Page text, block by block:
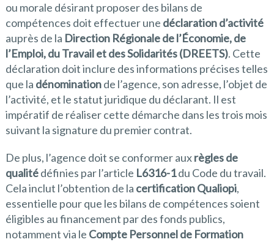
ou morale désirant proposer des bilans de
compétences doit effectuer une déclaration d’activité
auprès de la Direction Régionale de l’Économie, de
l’Emploi, du Travail et des Solidarités (DREETS). Cette
déclaration doit inclure des informations précises telles
que la dénominationde l’agence, son adresse, l’objet de
l’activité, et le statut juridique du déclarant. Il est
impératif de réaliser cette démarche dans les trois mois
suivant la signature du premier contrat.
De plus, l’agence doit se conformer auxrègles de
qualitédéfinies par l’article L6316-1du Code du travail.
Cela inclut l’obtention de la certification Qualiopi,
essentielle pour que les bilans de compétences soient
éligibles au financement par des fonds publics,
notamment via le Compte Personnel de Formation